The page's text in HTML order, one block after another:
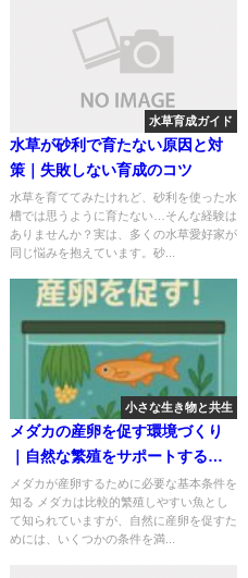
水草育成ガイド
水草が砂利で育たない原因と対
策｜失敗しない育成のコツ
水草を育ててみたけれど、砂利を使った水
槽では思うように育たない…そんな経験は
ありませんか？実は、多くの水草愛好家が
同じ悩みを抱えています。砂...
小さな生き物と共生
メダカの産卵を促す環境づくり
｜自然な繁殖をサポートする飼
育ポイント
メダカが産卵するために必要な基本条件を
知る メダカは比較的繁殖しやすい魚とし
て知られていますが、自然に産卵を促すた
めには、いくつかの条件を満...